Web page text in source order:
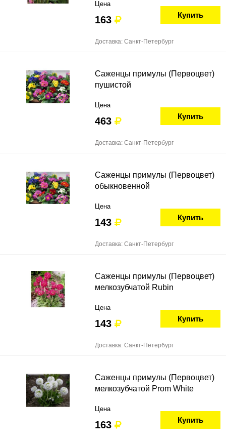
Цена
163 Купить
Доставка: Санкт-Петербург
Саженцы примулы (Первоцвет)
пушистой
Цена
463 Купить
Доставка: Санкт-Петербург
Саженцы примулы (Первоцвет)
обыкновенной
Цена
143 Купить
Доставка: Санкт-Петербург
Саженцы примулы (Первоцвет)
мелкозубчатой Rubin
Цена
143 Купить
Доставка: Санкт-Петербург
Саженцы примулы (Первоцвет)
мелкозубчатой Prom White
Цена
163 Купить